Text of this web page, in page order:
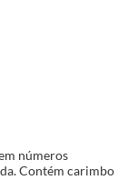
números
Contém carimbo